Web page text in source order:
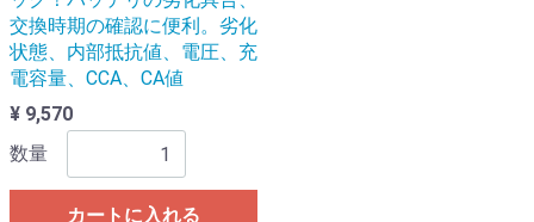
交換時期の確認に便利。劣化
状態、内部抵抗値、電圧、充
電容量、CCA、CA値
¥ 9,570
数量
カートに入れる